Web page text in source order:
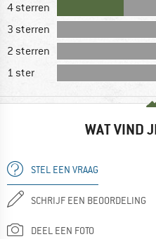
4 sterren
3 sterren
2 sterren
1 ster
WAT VIND
STEL EEN VRAAG
SCHRIJF EEN BEOORDELING
DEEL EEN FOTO